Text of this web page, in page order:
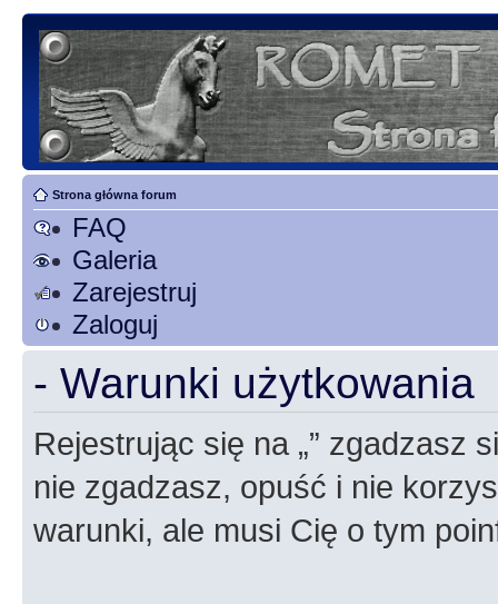
Strona główna forum
FAQ
Galeria
Zarejestruj
Zaloguj
- Warunki użytkowania
Rejestrując się na „” zgadzasz
nie zgadzasz, opuść i nie
warunki, ale musi Cię o tym